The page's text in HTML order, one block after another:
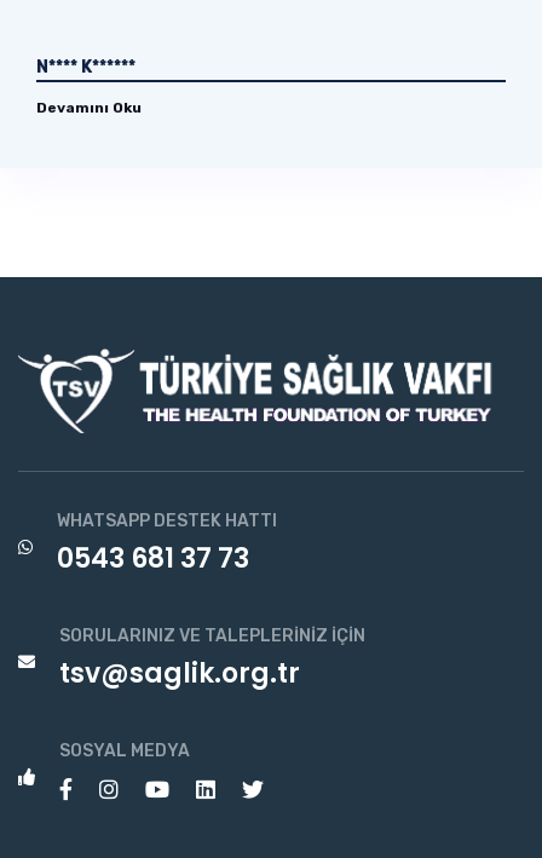
N**** K******
Devamını Oku
WHATSAPP DESTEK HATTI
0543 681 37 73
SORULARINIZ VE TALEPLERINIZ İÇIN
tsv@saglik.org.tr
SOSYAL MEDYA